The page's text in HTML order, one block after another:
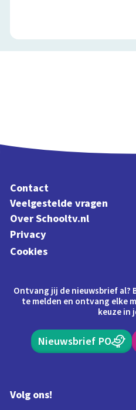
Contact
Veelgestelde vragen
Over Schooltv.nl
Privacy
Cookies
Ontvang jij de nieuwsbrief al?
te melden en ontvang elke
keuze in
Nieuwsbrief PO
Volg ons!